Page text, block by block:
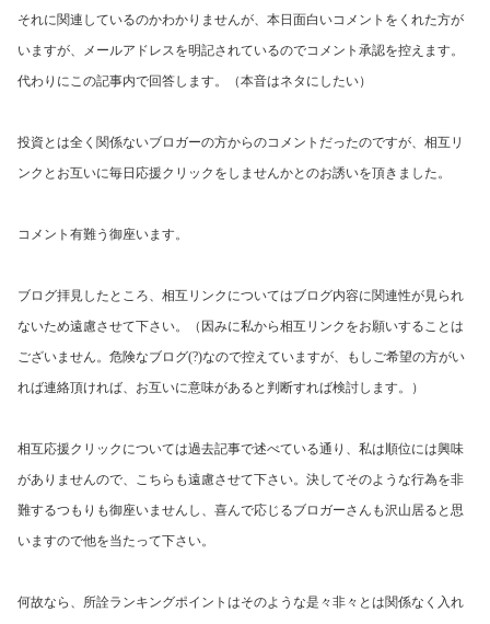
それに関連しているのかわかりませんが、本日面白いコメントをくれた方が
いますが、メールアドレスを明記されているのでコメント承認を控えます。
代わりにこの記事内で回答します。（本音はネタにしたい）
投資とは全く関係ないブロガーの方からのコメントだったのですが、相互リ
ンクとお互いに毎日応援クリックをしませんかとのお誘いを頂きました。
コメント有難う御座います。
ブログ拝見したところ、相互リンクについてはブログ内容に関連性が見られ
ないため遠慮させて下さい。
（因みに私から相互リンクをお願いすることは
ございません。危険なブログ(?)なので控えていますが、もしご希望の方がい
れば連絡頂ければ、お互いに意味があると判断すれば検討します。）
相互応援クリックについては過去記事で述べている通り、私は順位には興味
がありませんので、こちらも遠慮させて下さい。 決してそのような行為を非
難するつもりも御座いませんし、喜んで応じるブロガーさんも沢山居ると思
いますので他を当たって下さい。
何故なら、所詮ランキングポイントはそのような是々非々とは関係なく入れ